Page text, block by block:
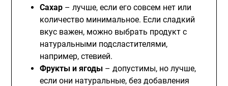
Сахар – лучше, если его совсем нет или
количество минимальное. Если сладкий
вкус важен, можно выбрать продукт с
натуральными подсластителями,
например, стевией.
Фрукты и ягоды – допустимы, но лучше,
если они натуральные, без добавления